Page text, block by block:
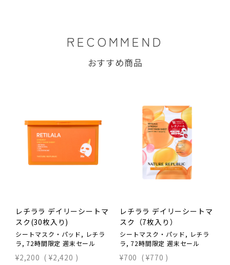
RECOMMEND
おすすめ商品
レチララ デイリーシートマ
スク(30枚入り)
シートマスク・パッド, レチラ
ラ, 72時間限定 週末セール
¥2,200 ( ¥2,420 )
レチララ デイリーシートマ
スク（7枚入り）
シートマスク・パッド, レチラ
ラ, 72時間限定 週末セール
¥700 ( ¥770 )